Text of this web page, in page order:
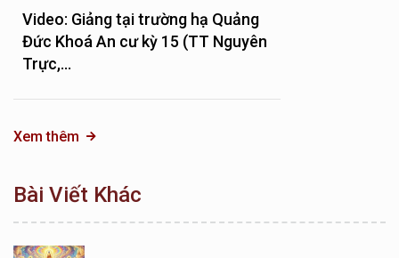
Video: Giảng tại trường hạ Quảng
Đức Khoá An cư kỳ 15 (TT Nguyên
Trực,...
Xem thêm
Bài Viết Khác